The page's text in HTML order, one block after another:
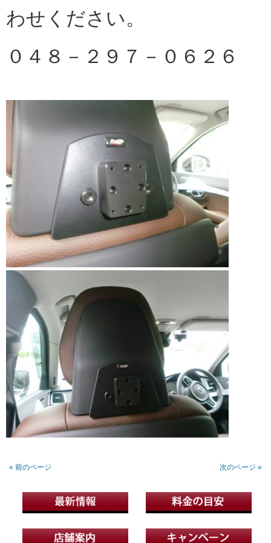
わせください。
０４８－２９７－０６２６
« 前のページ 次のページ »